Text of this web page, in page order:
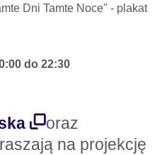
do22:30
oraz
na projekcję